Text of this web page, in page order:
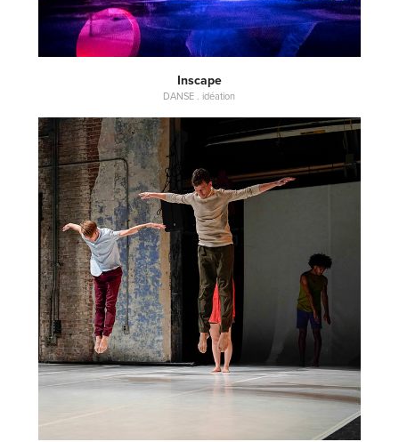
Inscape
DANSE . idéation